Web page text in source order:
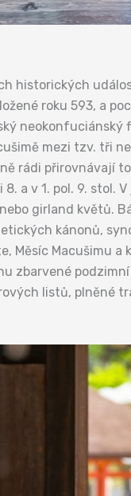
historických
roku 593, a
neokonfuciánský
mezi tzv. tři
rádi přirovnávají
a v 1. pol. 9. stol.
girland květů.
kánonů,
Měsíc Macušimu a
zbarvené
listů, plněné